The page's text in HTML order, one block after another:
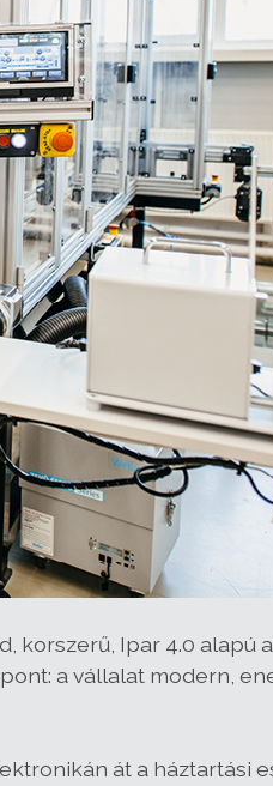
korszerű, Ipar 4.0 alapú
a vállalat modern,
át a háztartási